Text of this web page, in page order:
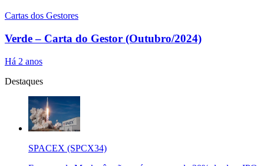
Cartas dos Gestores
Verde – Carta do Gestor (Outubro/2024)
Há 2 anos
Destaques
SPACEX (SPCX34)